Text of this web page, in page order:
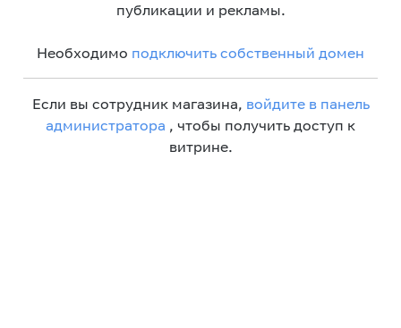
публикации и рекламы.
Необходимо подключить собственный домен
Если вы сотрудник магазина, войдите в панель
администратора , чтобы получить доступ к
витрине.